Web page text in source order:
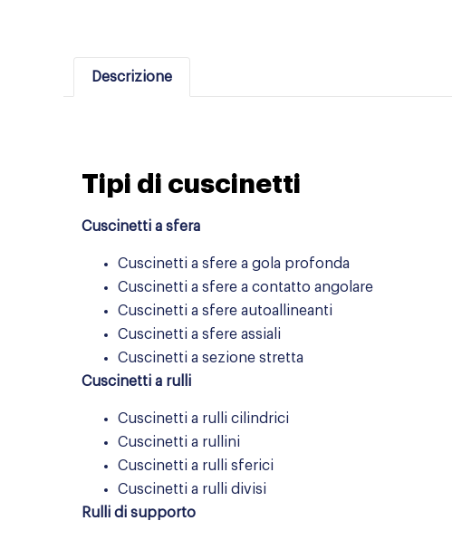
Descrizione
Tipi di cuscinetti
Cuscinetti a sfera
Cuscinetti a sfere a gola profonda
Cuscinetti a sfere a contatto angolare
Cuscinetti a sfere autoallineanti
Cuscinetti a sfere assiali
Cuscinetti a sezione stretta
Cuscinetti a rulli
Cuscinetti a rulli cilindrici
Cuscinetti a rullini
Cuscinetti a rulli sferici
Cuscinetti a rulli divisi
Rulli di supporto